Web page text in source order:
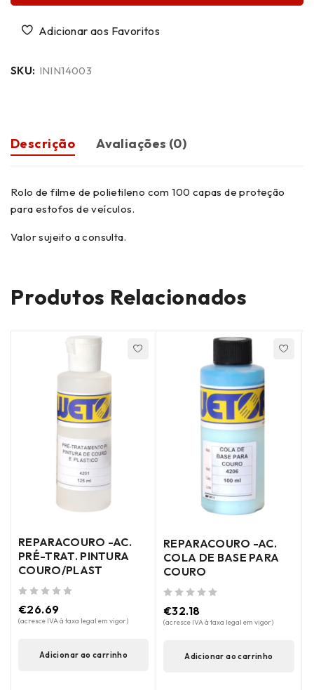
SKU: ININ14003
Descrição Avaliações (0)
Rolo de filme de polietileno com 100 capas de proteção
para estofos de veículos.
Valor sujeito a consulta.
Produtos Relacionados
REPARACOURO -AC.
PRÉ-TRAT. PINTURA
COURO/PLAST
€26.69
(acresce IVA à taxa legal em vigor)
Adicionar ao carrinho
REPARACOURO -AC.
COLA DE BASE PARA
COURO
€32.18
(acresce IVA à taxa legal em vigor)
Adicionar ao carrinho